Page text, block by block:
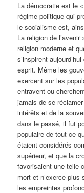
La démocratie est le
régime politique qui
le socialisme est,
La religion de
religion moderne et
s’inspirent
esprit. Même les
exercent sur les
entravent ou
jamais de se
intérêts et de la
dans le passé, il fut
populaire de tout ce
étaient considérés
supérieur, et que la
favorisaient une telle
mort et n’exerce plus
les empreintes